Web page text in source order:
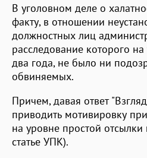
В уголовном деле о
факту, в отношении
должностных лиц
расследование которого
два года, не было ни
обвиняемых.
Причем, давая ответ
приводить мотивировку
на уровне простой отсылки
статье УПК).